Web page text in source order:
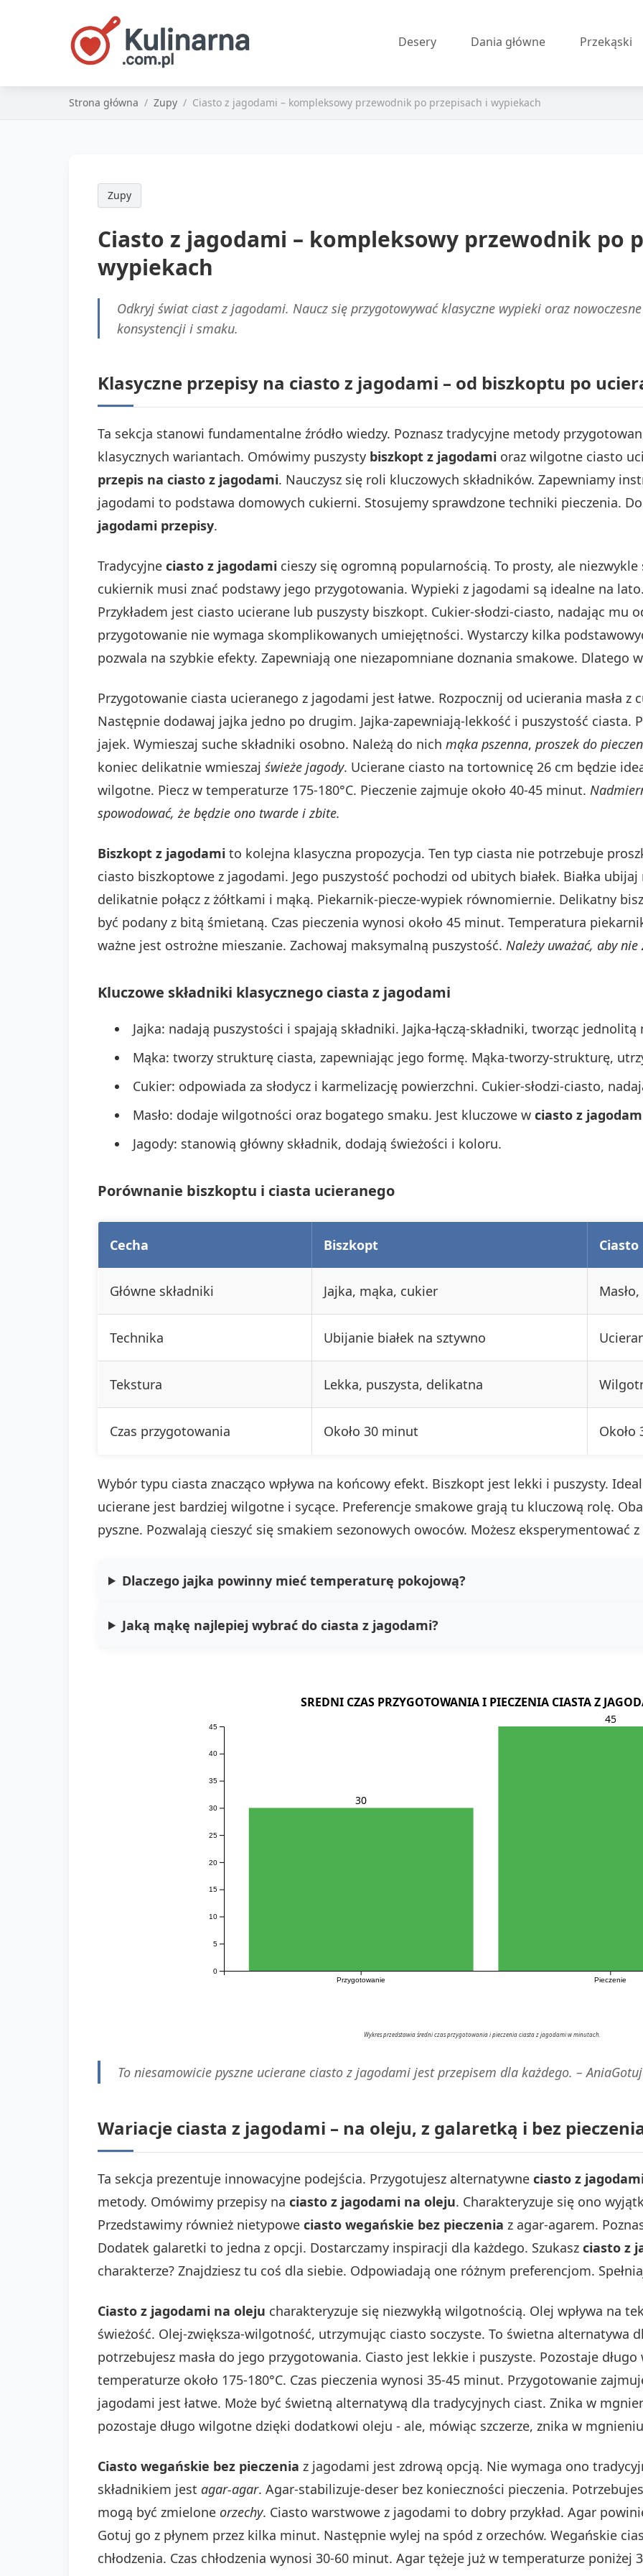
Desery Dania główne Przekąski
Strona główna Zupy Ciasto z jagodami – kompleksowy przewodnik po przepisach i wypiekach
Zupy
Ciasto z jagodami – kompleksowy przewodnik po
wypiekach
Odkryj świat ciast z jagodami. Naucz się przygotowywać klasyczne wypieki oraz
konsystencji i smaku.
Klasyczne przepisy na ciasto z jagodami – od biszkoptu po
Ta sekcja stanowi fundamentalne źródło wiedzy. Poznasz tradycyjne metody
klasycznych wariantach. Omówimy puszysty biszkopt z jagodami oraz wilgotne ciasto
przepis na ciasto z jagodami. Nauczysz się roli kluczowych składników. Zapewniamy
jagodami to podstawa domowych cukierni. Stosujemy sprawdzone techniki pieczenia.
jagodami przepisy.
Tradycyjne ciasto z jagodami cieszy się ogromną popularnością. To prosty, ale niezwykle
cukiernik musi znać podstawy jego przygotowania. Wypieki z jagodami są idealne na
Przykładem jest ciasto ucierane lub puszysty biszkopt. Cukier-słodzi-ciasto, nadając mu
przygotowanie nie wymaga skomplikowanych umiejętności. Wystarczy kilka
pozwala na szybkie efekty. Zapewniają one niezapomniane doznania smakowe. Dlatego
Przygotowanie ciasta ucieranego z jagodami jest łatwe. Rozpocznij od ucierania masła z
Następnie dodawaj jajka jedno po drugim. Jajka-zapewniają-lekkość i puszystość
jajek. Wymieszaj suche składniki osobno. Należą do nich mąka pszenna, proszek do
koniec delikatnie wmieszaj świeże jagody. Ucierane ciasto na tortownicę 26 cm będzie
wilgotne. Piecz w temperaturze 175-180°C. Pieczenie zajmuje około 40-45 minut.
spowodować, że będzie ono twarde i zbite.
Biszkopt z jagodami to kolejna klasyczna propozycja. Ten typ ciasta nie potrzebuje
ciasto biszkoptowe z jagodami. Jego puszystość pochodzi od ubitych białek. Białka
delikatnie połącz z żółtkami i mąką. Piekarnik-piecze-wypiek równomiernie. Delikatny
być podany z bitą śmietaną. Czas pieczenia wynosi około 45 minut. Temperatura
ważne jest ostrożne mieszanie. Zachowaj maksymalną puszystość. Należy uważać, aby
Kluczowe składniki klasycznego ciasta z jagodami
Jajka: nadają puszystości i spajają składniki. Jajka-łączą-składniki, tworząc jednolitą
Mąka: tworzy strukturę ciasta, zapewniając jego formę. Mąka-tworzy-strukturę,
Cukier: odpowiada za słodycz i karmelizację powierzchni. Cukier-słodzi-ciasto,
Masło: dodaje wilgotności oraz bogatego smaku. Jest kluczowe w ciasto z
Jagody: stanowią główny składnik, dodają świeżości i koloru.
Porównanie biszkoptu i ciasta ucieranego
Cecha Biszkopt
Główne składniki Jajka, mąka, cukier
Technika Ubijanie białek na sztywno
Tekstura Lekka, puszysta, delikatna
Czas przygotowania Około 30 minut Około
Wybór typu ciasta znacząco wpływa na końcowy efekt. Biszkopt jest lekki i puszysty.
ucierane jest bardziej wilgotne i sycące. Preferencje smakowe grają tu kluczową rolę.
pyszne. Pozwalają cieszyć się smakiem sezonowych owoców. Możesz eksperymentować
Dlaczego jajka powinny mieć temperaturę pokojową?
Jaką mąkę najlepiej wybrać do ciasta z jagodami?
SREDNI CZAS PRZYGOTOWANIA I PIECZENIA CIASTA Z
Przygotowanie Pieczenie
0
5
10
15
20
25
30
35
40
45
30
45
Wykres przedstawia średni czas przygotowania i pieczenia ciasta z jagodami w minutach.
To niesamowicie pyszne ucierane ciasto z jagodami jest przepisem dla każdego. –
Wariacje ciasta z jagodami – na oleju, z galaretką i bez
Ta sekcja prezentuje innowacyjne podejścia. Przygotujesz alternatywne ciasto z
metody. Omówimy przepisy na ciasto z jagodami na oleju. Charakteryzuje się ono
Przedstawimy również nietypowe ciasto wegańskie bez pieczenia z agar-agarem.
Dodatek galaretki to jedna z opcji. Dostarczamy inspiracji dla każdego. Szukasz ciasto z
charakterze? Znajdziesz tu coś dla siebie. Odpowiadają one różnym preferencjom.
Ciasto z jagodami na oleju charakteryzuje się niezwykłą wilgotnością. Olej wpływa na
świeżość. Olej-zwiększa-wilgotność, utrzymując ciasto soczyste. To świetna alternatywa
potrzebujesz masła do jego przygotowania. Ciasto jest lekkie i puszyste. Pozostaje
temperaturze około 175-180°C. Czas pieczenia wynosi 35-45 minut. Przygotowanie
jagodami jest łatwe. Może być świetną alternatywą dla tradycyjnych ciast. Znika w
pozostaje długo wilgotne dzięki dodatkowi oleju - ale, mówiąc szczerze, znika w
Ciasto wegańskie bez pieczenia z jagodami jest zdrową opcją. Nie wymaga ono
składnikiem jest agar-agar. Agar-stabilizuje-deser bez konieczności pieczenia.
mogą być zmielone orzechy. Ciasto warstwowe z jagodami to dobry przykład. Agar
Gotuj go z płynem przez kilka minut. Następnie wylej na spód z orzechów. Wegańskie
chłodzenia. Czas chłodzenia wynosi 30-60 minut. Agar tężeje już w temperaturze poniżej